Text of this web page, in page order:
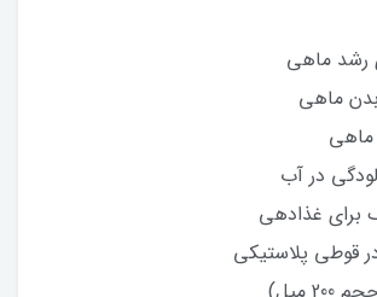
رشد ماهی
ماهی
در آب
برای غذادهی
قوطی پلاستیکی